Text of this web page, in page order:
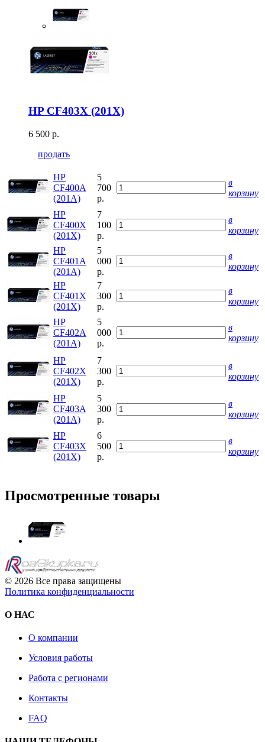
HP CF403X (201X)
6 500 р.
продать
HP
CF400A
(201A)
5
700
р.
в
корзину
HP
CF400X
(201X)
7
100
р.
в
корзину
HP
CF401A
(201A)
5
000
р.
в
корзину
HP
CF401X
(201X)
7
300
р.
в
корзину
HP
CF402A
(201A)
5
000
р.
в
корзину
HP
CF402X
(201X)
7
300
р.
в
корзину
HP
CF403A
(201A)
5
300
р.
в
корзину
HP
CF403X
(201X)
6
500
р.
в
корзину
Просмотренные товары
© 2026 Все права защищены
Политика конфиденциальности
О НАС
О компании
Условия работы
Работа с регионами
Контакты
FAQ